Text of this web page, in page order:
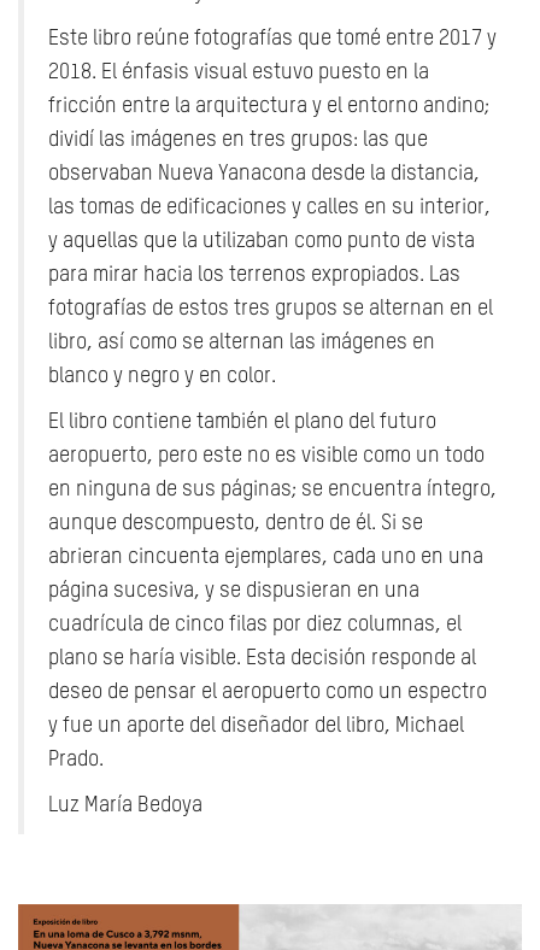
Este libro reúne fotografías que tomé entre 2017 y
2018. El énfasis visual estuvo puesto en la
fricción entre la arquitectura y el entorno andino;
dividí las imágenes en tres grupos: las que
observaban Nueva Yanacona desde la distancia,
las tomas de edificaciones y calles en su interior,
y aquellas que la utilizaban como punto de vista
para mirar hacia los terrenos expropiados. Las
fotografías de estos tres grupos se alternan en el
libro, así como se alternan las imágenes en
blanco y negro y en color.
El libro contiene también el plano del futuro
aeropuerto, pero este no es visible como un todo
en ninguna de sus páginas; se encuentra íntegro,
aunque descompuesto, dentro de él. Si se
abrieran cincuenta ejemplares, cada uno en una
página sucesiva, y se dispusieran en una
cuadrícula de cinco filas por diez columnas, el
plano se haría visible. Esta decisión responde al
deseo de pensar el aeropuerto como un espectro
y fue un aporte del diseñador del libro, Michael
Prado.
Luz María Bedoya